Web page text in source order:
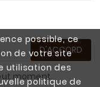
possible, ce
de votre site
utilisation des
politique de
D'ACCORD
moment.